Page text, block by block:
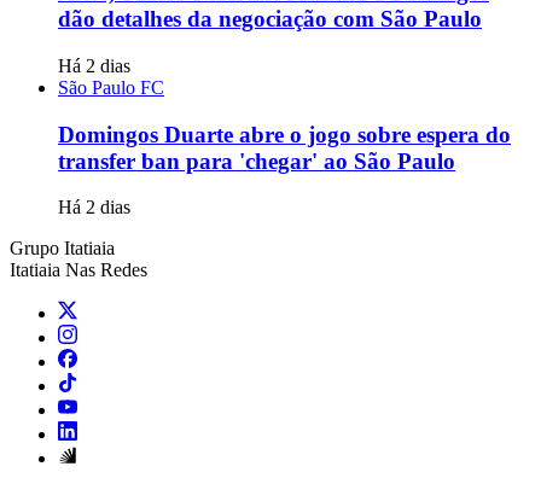
dão detalhes da negociação com São Paulo
Há 2 dias
São Paulo FC
Domingos Duarte abre o jogo sobre espera do
transfer ban para 'chegar' ao São Paulo
Há 2 dias
Grupo Itatiaia
Itatiaia Nas Redes